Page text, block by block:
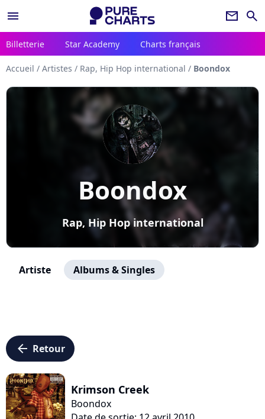
menu newsletter search
Billetterie Star Academy Charts français
Accueil / Artistes / Rap, Hip Hop international / Boondox
Boondox
Rap, Hip Hop international
Artiste Albums & Singles
arrow_left Retour
Krimson Creek
Boondox